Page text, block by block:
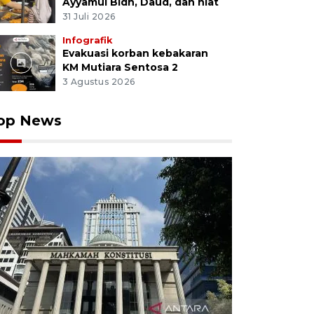
31 Juli 2026
Infografik
Evakuasi korban kebakaran
KM Mutiara Sentosa 2
3 Agustus 2026
News